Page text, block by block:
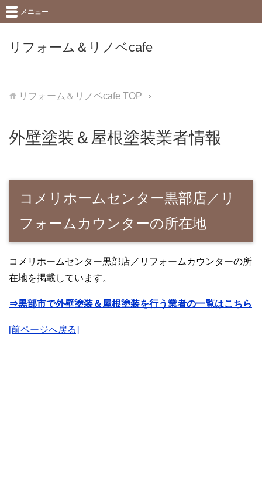
リフォーム＆リノベcafe
メニュー
リフォーム＆リノベcafe TOP
外壁塗装＆屋根塗装業者情報
コメリホームセンター黒部店／リ
フォームカウンターの所在地
コメリホームセンター黒部店／リフォームカウンターの所
在地を掲載しています。
⇒黒部市で外壁塗装＆屋根塗装を行う業者の一覧はこちら
[前ページへ戻る]